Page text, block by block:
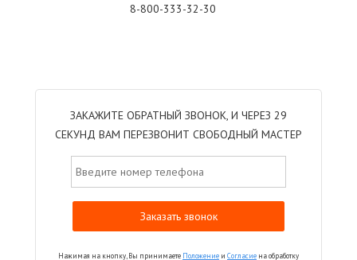
8-800-333-32-30
ЗАКАЖИТЕ ОБРАТНЫЙ ЗВОНОК, И ЧЕРЕЗ 29
СЕКУНД ВАМ ПЕРЕЗВОНИТ СВОБОДНЫЙ МАСТЕР
Нажимая на кнопку, Вы принимаете Положение и Согласие на обработку